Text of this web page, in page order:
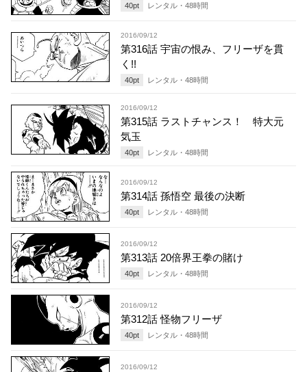
40pt レンタル・ 48時間
2016/09/12
第316話 宇宙の恨み、フリーザを貫
く!!
40pt レンタル・ 48時間
2016/09/12
第315話 ラストチャンス！ 特大元
気玉
40pt レンタル・ 48時間
2016/09/12
第314話 孫悟空 最後の決断
40pt レンタル・ 48時間
2016/09/12
第313話 20倍界王拳の賭け
40pt レンタル・ 48時間
2016/09/12
第312話 怪物フリーザ
40pt レンタル・ 48時間
2016/09/12